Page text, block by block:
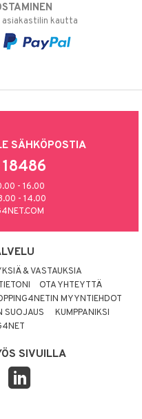
asiakastilin kautta
SÄHKÖPOSTIA
- 16.00
- 14.00
& VASTAUKSIA
OTA YHTEYTTÄ
MYYNTIEHDOT
SUOJAUS
KUMPPANIKSI
SIVUILLA